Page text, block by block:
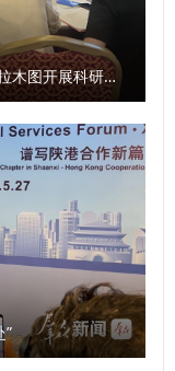
11/555839.sht
全国年会在西安
中国刑法学研究会
displayTemplate
【三
在西安召开
闻】中国刑法学研
国》，将现场气氛
政课”，更是一次
次活动为契机，把
，在新时代新征程
于这一代人的华彩
献西法大青春力
责人及各学院350
部 撰稿：潘明路
国际法学院张光耀博士在哈萨克斯坦阿拉木图开展科研与社会服务活动
”